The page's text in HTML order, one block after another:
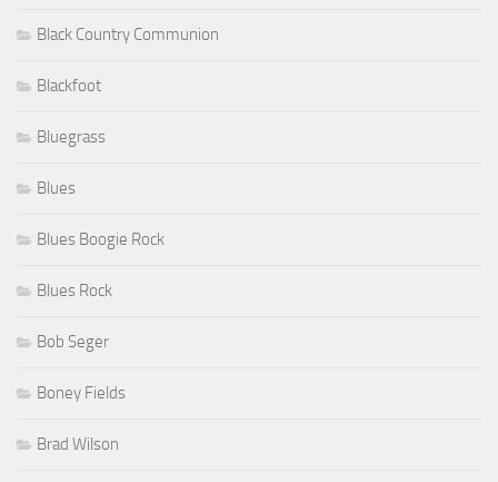
Black Country Communion
Blackfoot
Bluegrass
Blues
Blues Boogie Rock
Blues Rock
Bob Seger
Boney Fields
Brad Wilson